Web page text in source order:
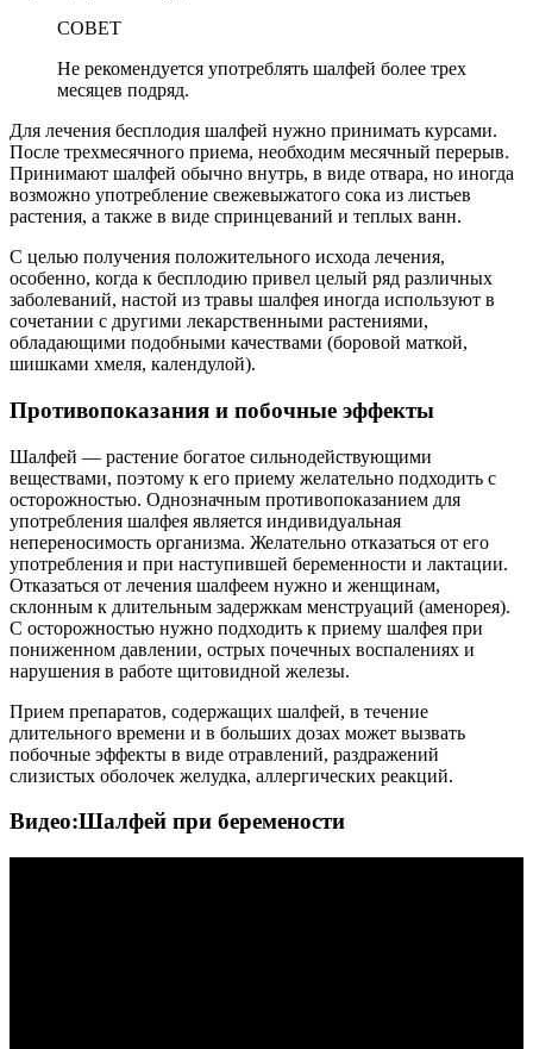
СОВЕТ
Не рекомендуется употреблять шалфей более трех
месяцев подряд.
Для лечения бесплодия шалфей нужно принимать курсами.
После трехмесячного приема, необходим месячный перерыв.
Принимают шалфей обычно внутрь, в виде отвара, но иногда
возможно употребление свежевыжатого сока из листьев
растения, а также в виде спринцеваний и теплых ванн.
С целью получения положительного исхода лечения,
особенно, когда к бесплодию привел целый ряд различных
заболеваний, настой из травы шалфея иногда используют в
сочетании с другими лекарственными растениями,
обладающими подобными качествами (боровой маткой,
шишками хмеля, календулой).
Противопоказания и побочные эффекты
Шалфей — растение богатое сильнодействующими
веществами, поэтому к его приему желательно подходить с
осторожностью. Однозначным противопоказанием для
употребления шалфея является индивидуальная
непереносимость организма. Желательно отказаться от его
употребления и при наступившей беременности и лактации.
Отказаться от лечения шалфеем нужно и женщинам,
склонным к длительным задержкам менструаций (аменорея).
С осторожностью нужно подходить к приему шалфея при
пониженном давлении, острых почечных воспалениях и
нарушения в работе щитовидной железы.
Прием препаратов, содержащих шалфей, в течение
длительного времени и в больших дозах может вызвать
побочные эффекты в виде отравлений, раздражений
слизистых оболочек желудка, аллергических реакций.
Видео:Шалфей при беремености